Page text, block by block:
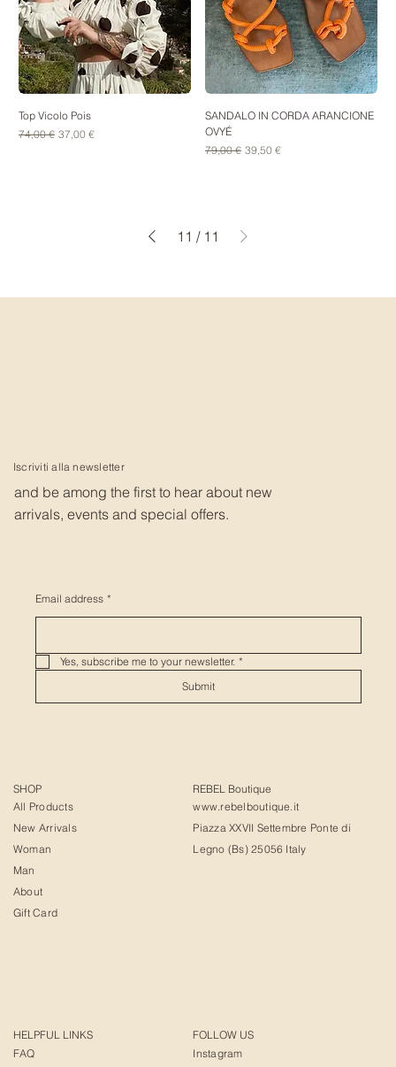
Top Vicolo Pois
Prezzo regolare
74,00 € Prezzo scontato
37,00 €
SANDALO IN CORDA ARANCIONE
OVYÉ
Prezzo regolare
79,00 € Prezzo scontato
39,50 €
11 / 11
Iscriviti alla newsletter
and be among the first to hear about new
arrivals, events and special offers.
Email address *
Yes, subscribe me to your newsletter. *
Submit
SHOP
All Products
New Arrivals
Woman
Man
About
Gift Card
REBEL Boutique
www.rebelboutique.it
Piazza XXVII Settembre Ponte di
Legno (Bs) 25056 Italy
HELPFUL LINKS
FAQ
FOLLOW US
Instagram